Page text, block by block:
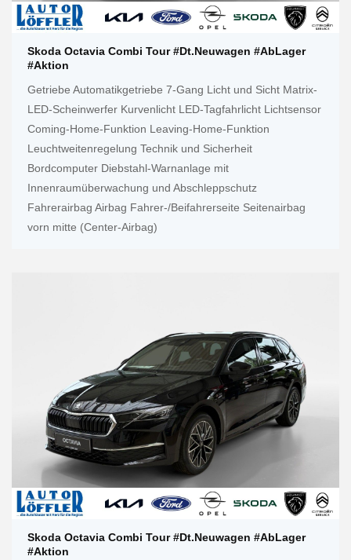
Skoda Octavia Combi Tour #Dt.Neuwagen #AbLager
#Aktion
Getriebe Automatikgetriebe 7-Gang Licht und Sicht Matrix-
LED-Scheinwerfer Kurvenlicht LED-Tagfahrlicht Lichtsensor
Coming-Home-Funktion Leaving-Home-Funktion
Leuchtweitenregelung Technik und Sicherheit
Bordcomputer Diebstahl-Warnanlage mit
Innenraumüberwachung und Abschleppschutz
Fahrerairbag Airbag Fahrer-/Beifahrerseite Seitenairbag
vorn mitte (Center-Airbag)
Skoda Octavia Combi Tour #Dt.Neuwagen #AbLager
#Aktion